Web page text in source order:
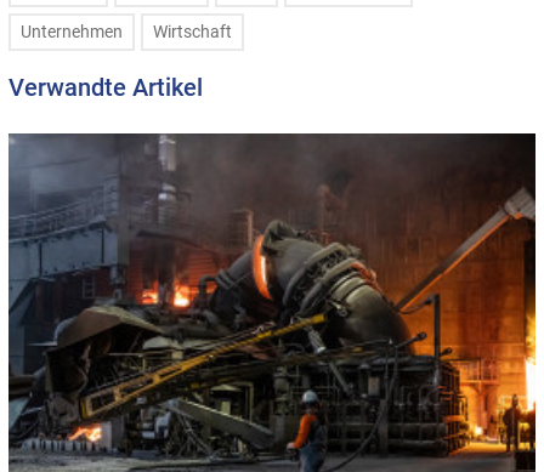
Unternehmen Wirtschaft
Verwandte Artikel